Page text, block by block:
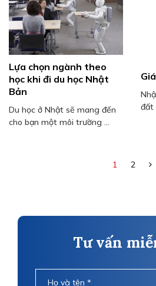
​Lựa chọn ngành theo
học khi đi du học Nhật
Bản
Du học ở Nhật sẽ mang đến
cho bạn một môi trường ...
đất
1 2
Tư vấn